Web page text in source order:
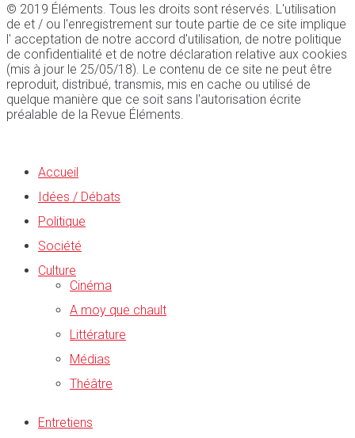
© 2019 Éléments. Tous les droits sont réservés. L'utilisation
de et / ou l'enregistrement sur toute partie de ce site implique
l' acceptation de notre accord d'utilisation, de notre politique
de confidentialité et de notre déclaration relative aux cookies
(mis à jour le 25/05/18). Le contenu de ce site ne peut être
reproduit, distribué, transmis, mis en cache ou utilisé de
quelque manière que ce soit sans l'autorisation écrite
préalable de la Revue Éléments.
Accueil
Idées / Débats
Politique
Société
Culture
Cinéma
A moy que chault
Littérature
Médias
Théâtre
Entretiens